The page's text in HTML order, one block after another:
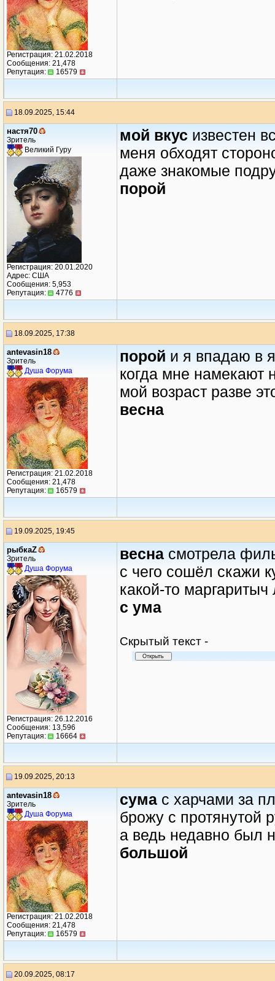
Регистрация: 21.02.2018
Сообщения: 21,478
Репутация:
16579
18.09.2025, 15:44
настя70
Зритель
Великий Гуру
Регистрация: 20.01.2020
Адрес: США
Сообщения: 5,953
Репутация:
4776
мой вкус известен
меня обходят
даже знакомые
порой
18.09.2025, 17:38
antevasin18
Зритель
Душа Форума
Регистрация: 21.02.2018
Сообщения: 21,478
Репутация:
16579
порой и я впадаю в
когда мне намекают
мой возраст разве
весна
19.09.2025, 19:45
рыбкаZ
Зритель
Душа Форума
Регистрация: 26.12.2016
Сообщения: 13,596
Репутация:
16664
весна смотрела
с чего сошёл скажи
какой-то маргаритыч
с ума
Cкрытый текст -
19.09.2025, 20:13
antevasin18
Зритель
Душа Форума
Регистрация: 21.02.2018
Сообщения: 21,478
Репутация:
16579
сума с харчами за
брожу с протянутой
а ведь недавно был
большой
20.09.2025, 08:17